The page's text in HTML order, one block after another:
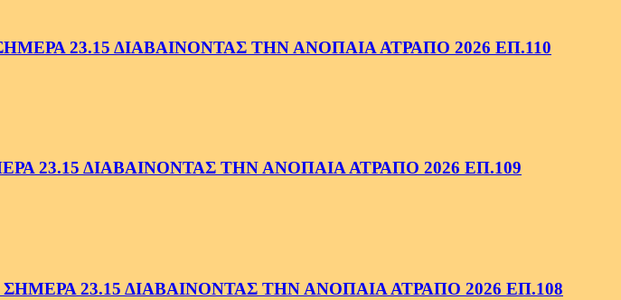
23.15 ΔΙΑΒΑΙΝΟΝΤΑΣ ΤΗΝ ΑΝΟΠΑΙΑ ΑΤΡΑΠΟ 2026 ΕΠ.110
ΔΙΑΒΑΙΝΟΝΤΑΣ ΤΗΝ ΑΝΟΠΑΙΑ ΑΤΡΑΠΟ 2026 ΕΠ.109
23.15 ΔΙΑΒΑΙΝΟΝΤΑΣ ΤΗΝ ΑΝΟΠΑΙΑ ΑΤΡΑΠΟ 2026 ΕΠ.108